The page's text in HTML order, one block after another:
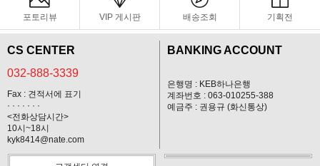
포토리뷰 VIP 게시판 배송조회 기획전
CS CENTER
032-888-3339
Fax : 견적서에 표기
· · · · · · ·
<전화상담시간>
10시~18시
kyk8414@nate.com
BANKING ACCOUNT
은행명 : KEB하나은행
계좌번호 : 063-010255-388
예금주 : 권용규 (화신통상)